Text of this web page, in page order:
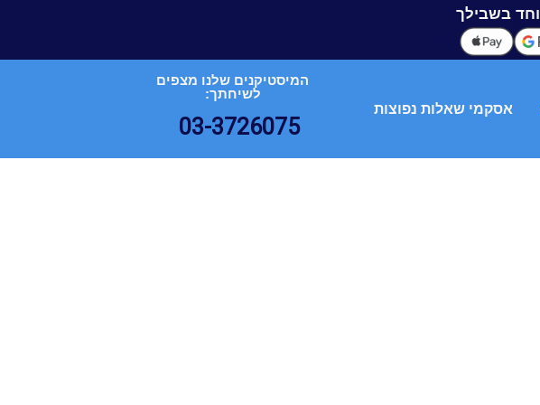
אסקמי שאלות נפוצות
המיסטיקנים שלנו מצפים
לשיחתך:
03-3726075